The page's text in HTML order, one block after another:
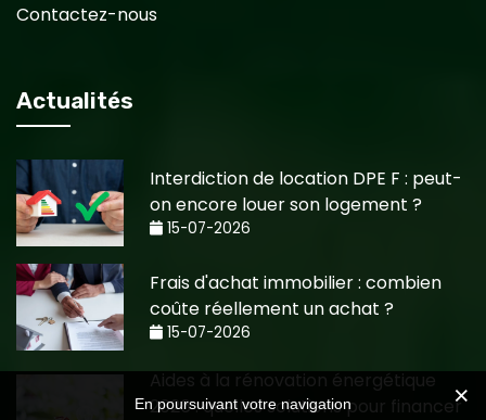
Contactez-nous
Actualités
Interdiction de location DPE F : peut-
on encore louer son logement ?
15-07-2026
Frais d'achat immobilier : combien
coûte réellement un achat ?
15-07-2026
Aides à la rénovation énergétique
2026 : quelles solutions pour financer
En poursuivant votre navigation